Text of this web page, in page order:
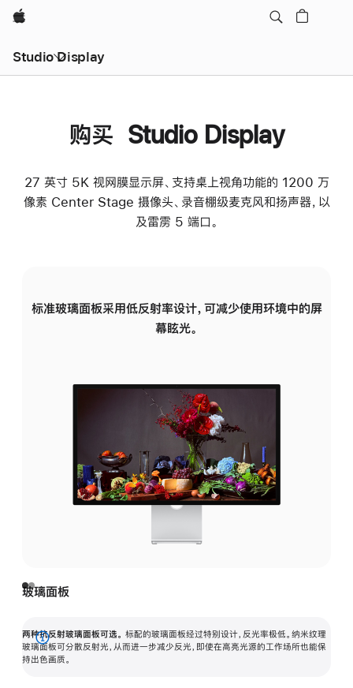
Apple
Studio Display
购买 Studio Display
27 英寸 5K 视网膜显示屏、支持桌上视角功能的 1200 万
像素 Center Stage 摄像头、录音棚级麦克风和扬声器，以
及雷雳 5 端口。
标准玻璃面板采用低反射率设计，可减少使用环境中的屏
幕眩光。
玻璃面板
两种抗反射玻璃面板可选。 标配的玻璃面板经过特别设计，反光率极低。纳米纹理
玻璃面板可分散反射光，从而进一步减少反光，即使在高亮光源的工作场所也能保
持出色画质。
展
开